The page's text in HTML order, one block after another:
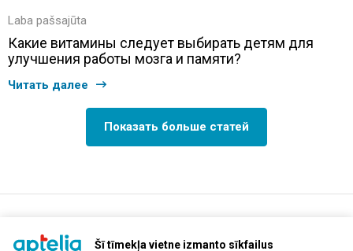
Šī tīmekļa vietne izmanto sīkfailus
Laba pašsajūta
Какие витамины следует выбирать детям для
улучшения работы мозга и памяти?
Читать далее
Показать больше статей